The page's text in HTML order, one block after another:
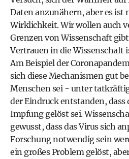
Daten anzunähern, aber es ist
Wirklichkeit. Wir wollen auch
Grenzen von Wissenschaft
Vertrauen in die Wissenschaft
Am Beispiel der
sich diese Mechanismen gut
Menschen sei - unter
der Eindruck entstanden, dass
Impfung gelöst sei.
gewusst, dass das Virus sich
Forschung notwendig sein
ein großes Problem gelöst,